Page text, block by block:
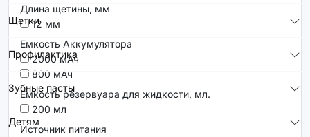
Щетки
Профилактика
Зубные пасты
Детям
Длина щетины, мм
12 мм
Емкость Аккумулятора
2000 мАч
800 мАч
Емкость резервуара для жидкости, мл.
200 мл
Источник питания